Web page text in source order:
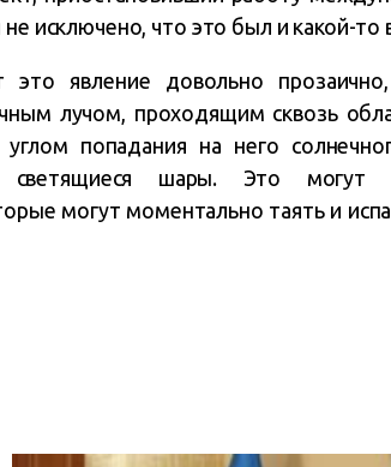
исключено, что это был и какой-то
это явление довольно
лучом, проходящим сквозь
попадания на него
светящиеся шары. Это могут
могут моментально таять и